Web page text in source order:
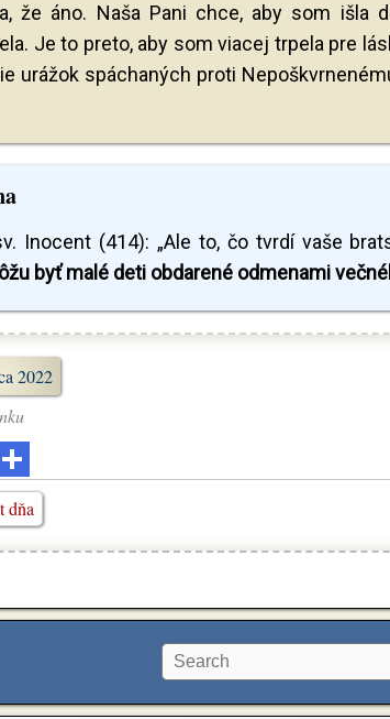
že áno. Naša Pani chce, aby som išla
Je to preto, aby som viacej trpela pre
urážok spáchaných proti
Inocent (414): „Ale to, čo tvrdí vaše
byť malé deti obdarené odmenami
2022
dňa